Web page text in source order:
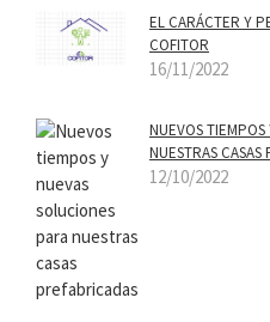
EL CARÁCTER Y
COFITOR
16/11/2022
NUEVOS TIEMPOS
NUESTRAS CASAS
12/10/2022